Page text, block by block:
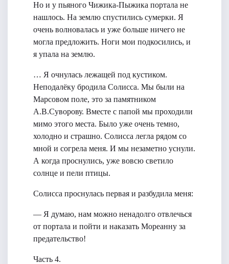
Но и у пьяного Чижика-Пыжика портала не
нашлось. На землю спустились сумерки. Я
очень волновалась и уже больше ничего не
могла предложить. Ноги мои подкосились, и
я упала на землю.
… Я очнулась лежащей под кустиком.
Неподалёку бродила Солисса. Мы были на
Марсовом поле, это за памятником
А.В.Суворову. Вместе с папой мы проходили
мимо этого места. Было уже очень темно,
холодно и страшно. Солисса легла рядом со
мной и согрела меня. И мы незаметно уснули.
А когда проснулись, уже вовсю светило
солнце и пели птицы.
Солисса проснулась первая и разбудила меня:
— Я думаю, нам можно ненадолго отвлечься
от портала и пойти и наказать Мореанну за
предательство!
Часть 4.